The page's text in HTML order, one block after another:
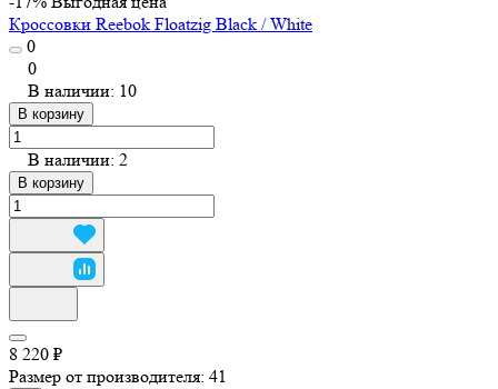
Кроссовки Reebok Floatzig Black / White
0
0
В наличии: 10
В корзину
В наличии: 2
В корзину
8 220 ₽
Размер от производителя: 41